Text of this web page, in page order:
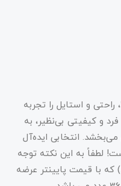
با شورت مردانه لیفتی کینگ کد 1871، راحتی و استایل را تجربه
و کیفیتی بی‌نظیر، به
انتخابی ایده‌آل
لطفاً به این نکته توجه
که با قیمت پایینتر عرضه